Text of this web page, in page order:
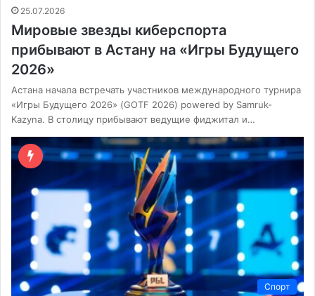
25.07.2026
Мировые звезды киберспорта
прибывают в Астану на «Игры Будущего
2026»
Астана начала встречать участников международного турнира
«Игры Будущего 2026» (GOTF 2026) powered by Samruk-
Kazyna. В столицу прибывают ведущие фиджитал и…
Спорт